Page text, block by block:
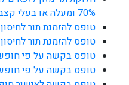
70% ומעלה או בעלי קצבת זקנה והשלמת הכנסה בלבד
טופס להזמנת תור לחיסון
טופס להזמנת תור לחיסון
טופס בקשה על פי
טופס בקשה על פי